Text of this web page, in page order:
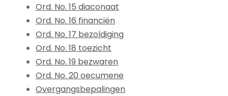
Ord. No. 15 diaconaat
Ord. No. 16 financiën
Ord. No. 17 bezoldiging
Ord. No. 18 toezicht
Ord. No. 19 bezwaren
Ord. No. 20 oecumene
Overgangsbepalingen